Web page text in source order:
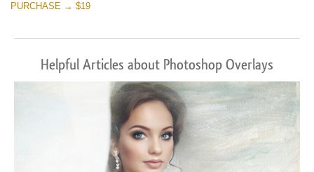
PURCHASE → $19
Helpful Articles about Photoshop Overlays